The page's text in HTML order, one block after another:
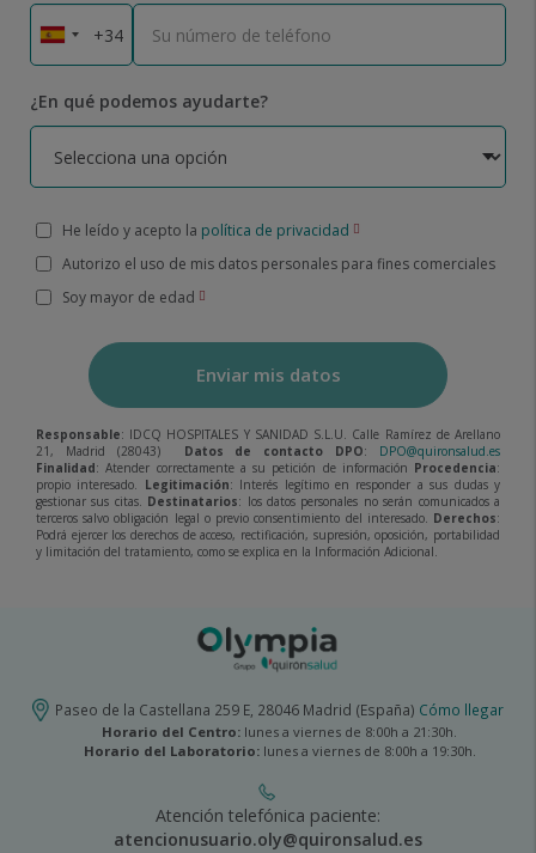
¿En qué podemos ayudarte?
He leído y acepto la política de privacidad
Autorizo el uso de mis datos personales para fines comerciales
Soy mayor de edad
Enviar mis datos
Responsable: IDCQ HOSPITALES Y SANIDAD S.L.U. Calle Ramírez de Arellano
21, Madrid (28043)
Datos de contacto DPO: DPO@quironsalud.es
Finalidad: Atender correctamente a su petición de información Procedencia:
propio interesado. Legitimación: Interés legítimo en responder a sus dudas y
gestionar sus citas. Destinatarios: los datos personales no serán comunicados a
terceros salvo obligación legal o previo consentimiento del interesado. Derechos:
Podrá ejercer los derechos de acceso, rectificación, supresión, oposición, portabilidad
y limitación del tratamiento, como se explica en la Información Adicional.
Paseo de la Castellana 259 E, 28046 Madrid (España) Cómo llegar
Horario del Centro: lunes a viernes de 8:00h a 21:30h.
Horario del Laboratorio:lunes a viernes de 8:00h a 19:30h.
Atención telefónica paciente:
atencionusuario.oly@quironsalud.es